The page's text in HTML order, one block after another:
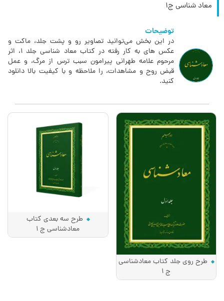
معاد شناسی ج1
توضیحات
در این بخش می‌توانید تصاویر رو و پشت جلد، ماکت و
عکس های به کار رفته در کتاب معاد شناسی جلد 1، اثر
مرحوم علامه طهرانی پیرامون سبب ترس از مرگ، و عمل
قبض روح و مشاهدات، را ملاحظه و با کیفیت بالا دانلود
کنید.
طرح روی جلد کتاب معادشناسی
ج 1
طرح سه بعدی کتاب
معادشناسی ج 1